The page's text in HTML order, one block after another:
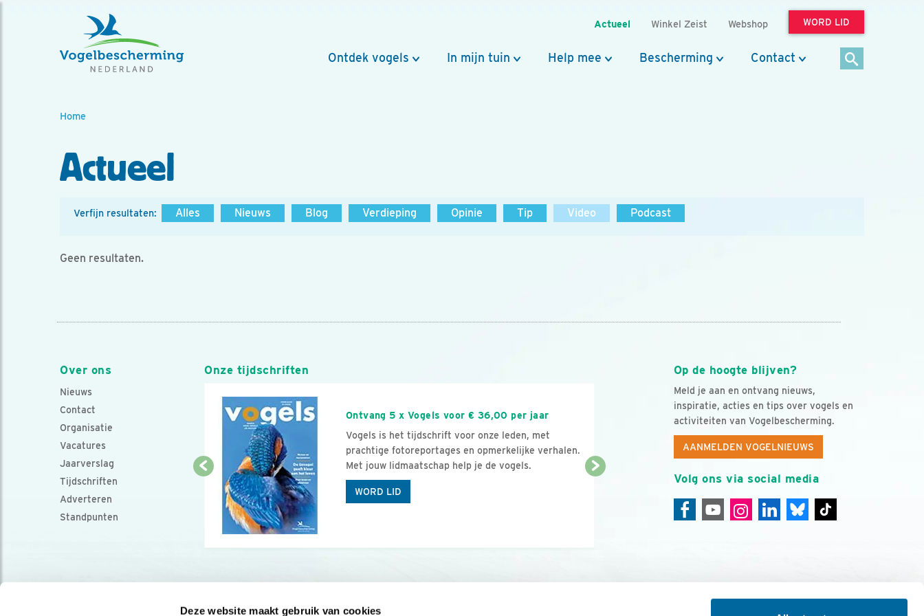
Deze website maakt gebruik van cookies
Actueel Winkel Zeist Webshop WORD LID
Ontdek vogels In mijn tuin Help mee Bescherming Contact
Home
Actueel
Verfijn resultaten: Alles Nieuws Blog Verdieping Opinie Tip Video Podcast
Geen resultaten.
Over ons
Nieuws
Contact
Organisatie
Vacatures
Jaarverslag
Tijdschriften
Adverteren
Standpunten
Op de hoogte blijven?
Meld je aan en ontvang nieuws,
inspiratie, acties en tips over vogels en
activiteiten van Vogelbescherming.
AANMELDEN VOGELNIEUWS
Volg ons via social media
Onze tijdschriften
Ontvang 5 x Vogels voor € 36,00 per jaar
Vogels is het tijdschrift voor onze leden, met
prachtige fotoreportages en opmerkelijke verhalen.
Met jouw lidmaatschap help je de vogels.
WORD LID